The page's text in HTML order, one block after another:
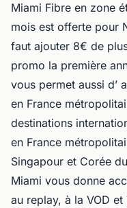
Miami Fibre en zone
mois est offerte pour
faut ajouter 8€ de
promo la première
vous permet aussi d’
en France
destinations
en France
Singapour et Corée
Miami vous donne
au replay, à la VOD